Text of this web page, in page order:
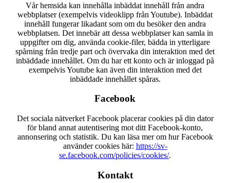
Vår hemsida kan innehålla inbäddat innehåll från andra
webbplatser (exempelvis videoklipp från Youtube). Inbäddat
innehåll fungerar likadant som om du besöker den andra
webbplatsen. Det innebär att dessa webbplatser kan samla in
uppgifter om dig, använda cookie-filer, bädda in ytterligare
spårning från tredje part och övervaka din interaktion med det
inbäddade innehållet. Om du har ett konto och är inloggad på
exempelvis Youtube kan även din interaktion med det
inbäddade innehållet spåras.
Facebook
Det sociala nätverket Facebook placerar cookies på din dator
för bland annat autentisering mot ditt Facebook-konto,
annonsering och statistik. Du kan läsa mer om hur Facebook
använder cookies här: https://sv-
se.facebook.com/policies/cookies/.
Kontakt